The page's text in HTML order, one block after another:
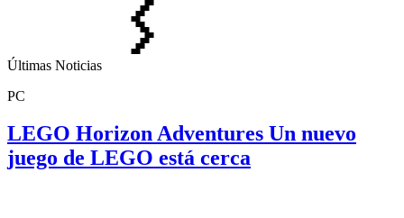
Últimas Noticias
PC
LEGO Horizon Adventures Un nuevo
juego de LEGO está cerca